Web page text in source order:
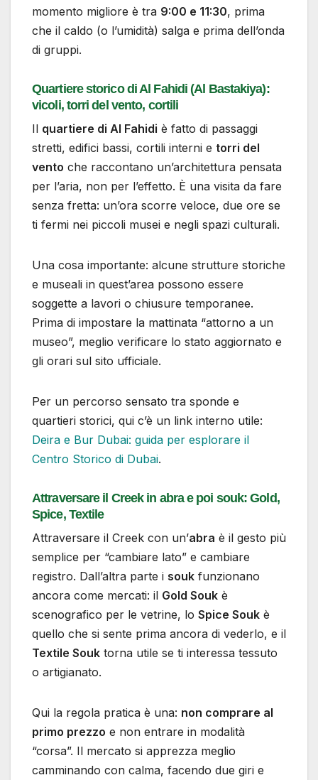
momento migliore è tra 9:00 e 11:30, prima
che il caldo (o l’umidità) salga e prima dell’onda
di gruppi.
Quartiere storico di Al Fahidi (Al Bastakiya):
vicoli, torri del vento, cortili
Il quartiere di Al Fahidi è fatto di passaggi
stretti, edifici bassi, cortili interni e torri del
vento che raccontano un’architettura pensata
per l’aria, non per l’effetto. È una visita da fare
senza fretta: un’ora scorre veloce, due ore se
ti fermi nei piccoli musei e negli spazi culturali.
Una cosa importante: alcune strutture storiche
e museali in quest’area possono essere
soggette a lavori o chiusure temporanee.
Prima di impostare la mattinata “attorno a un
museo”, meglio verificare lo stato aggiornato e
gli orari sul sito ufficiale.
Per un percorso sensato tra sponde e
quartieri storici, qui c’è un link interno utile:
Deira e Bur Dubai: guida per esplorare il
Centro Storico di Dubai.
Attraversare il Creek in abra e poi souk: Gold,
Spice, Textile
Attraversare il Creek con un’abra è il gesto più
semplice per “cambiare lato” e cambiare
registro. Dall’altra parte i souk funzionano
ancora come mercati: il Gold Souk è
scenografico per le vetrine, lo Spice Souk è
quello che si sente prima ancora di vederlo, e il
Textile Souk torna utile se ti interessa tessuto
o artigianato.
Qui la regola pratica è una: non comprare al
primo prezzo e non entrare in modalità
“corsa”. Il mercato si apprezza meglio
camminando con calma, facendo due giri e